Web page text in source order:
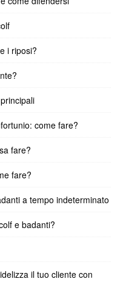
i riposi?
come fare?
fare?
fare?
a tempo indeterminato
e badanti?
il tuo cliente con